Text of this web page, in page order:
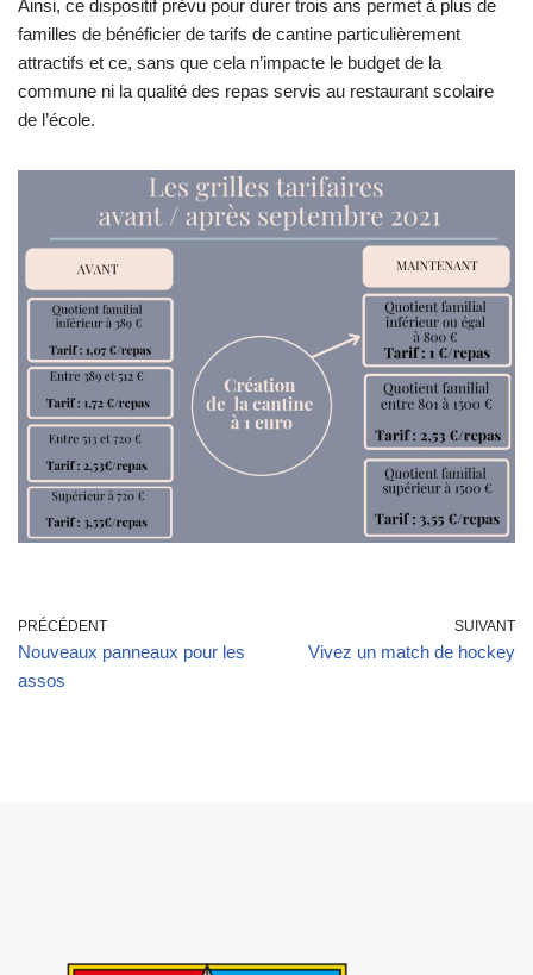
Ainsi, ce dispositif prévu pour durer trois ans permet à plus de
familles de bénéficier de tarifs de cantine particulièrement
attractifs et ce, sans que cela n’impacte le budget de la
commune ni la qualité des repas servis au restaurant scolaire
de l’école.
PRÉCÉDENT
Nouveaux panneaux pour les
assos
SUIVANT
Vivez un match de hockey